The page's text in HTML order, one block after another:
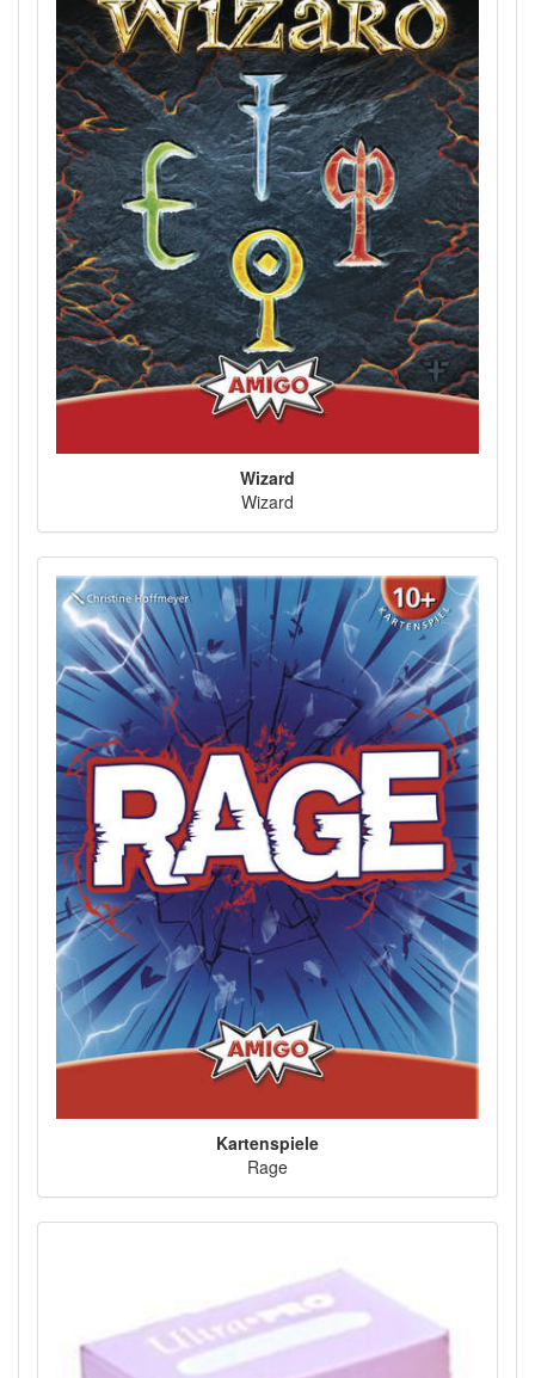
Wizard
Wizard
Kartenspiele
Rage